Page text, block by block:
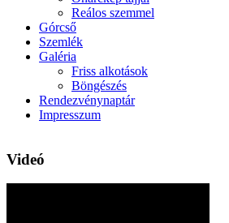
Reálos szemmel
Górcső
Szemlék
Galéria
Friss alkotások
Böngészés
Rendezvénynaptár
Impresszum
Videó